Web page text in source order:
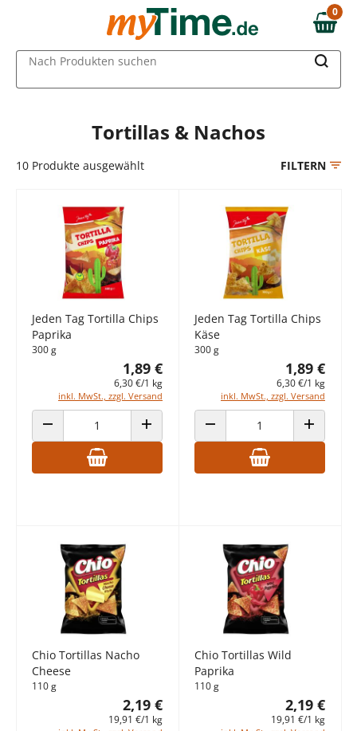
Zum Hauptinhalt springen
Zur Navigation springen
Zur Suche springen
0,00 €
0
Nach Produkten suchen
Tortillas & Nachos
10 Produkte ausgewählt FILTERN
Jeden Tag Tortilla Chips
Paprika
300 g
1,89 €
6,30 €/1 kg
inkl. MwSt., zzgl. Versand
ANZAHL VERRINGERN ANZAHL ERHÖHEN
Jeden Tag Tortilla Chips
Käse
300 g
1,89 €
6,30 €/1 kg
inkl. MwSt., zzgl. Versand
ANZAHL VERRINGERN ANZAHL
Chio Tortillas Nacho
Cheese
110 g
2,19 €
19,91 €/1 kg
Chio Tortillas Wild
Paprika
110 g
2,19 €
19,91 €/1 kg